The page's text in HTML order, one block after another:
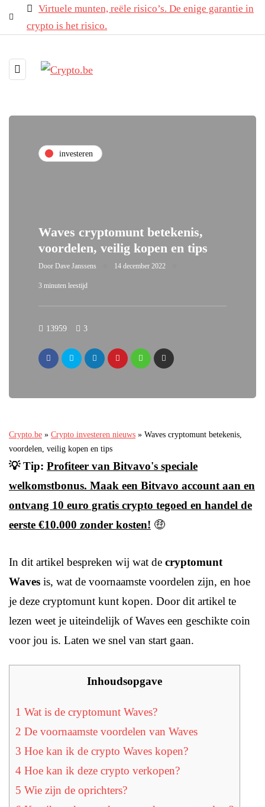
Virtuele munten, reële risico’s. De enige garantie in
crypto is het risico.
investeren
Waves cryptomunt betekenis,
voordelen, veilig kopen en tips
Door Dave Janssens 14 december 2022
3 minuten leestijd
13959 3
Crypto.be » Crypto investeren nieuws » Waves cryptomunt betekenis,
voordelen, veilig kopen en tips
💡 Tip: Profiteer van Bitvavo's speciale
welkomstbonus. Maak een Bitvavo account aan en
ontvang 10 euro gratis crypto tegoed en handel de
eerste €10.000 zonder kosten! 🤑
In dit artikel bespreken wij wat de cryptomunt
Waves is, wat de voornaamste voordelen zijn, en hoe
je deze cryptomunt kunt kopen. Door dit artikel te
lezen weet je uiteindelijk of Waves een geschikte coin
voor jou is. Laten we snel van start gaan.
Inhoudsopgave
1 Wat is de cryptomunt Waves?
2 De voornaamste voordelen van Waves
3 Hoe kan ik de crypto Waves kopen?
4 Hoe kan ik deze crypto verkopen?
5 Wie zijn de oprichters?